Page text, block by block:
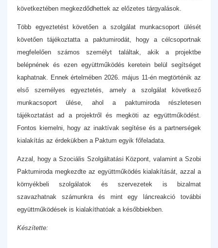
következtében megkezdődhettek az előzetes tárgyalások.
Több egyeztetést követően a szolgálat munkacsoport ülését
követően tájékoztatta a paktumirodát, hogy a célcsoportnak
megfelelően számos személyt találtak, akik a projektbe
belépnének és ezen együttműködés keretein belül segítséget
kaphatnak. Ennek értelmében 2026. május 11-én megtörténik az
első személyes egyeztetés, amely a szolgálat következő
munkacsoport ülése, ahol a paktumiroda részletesen
tájékoztatást ad a projektről és megköti az együttműködést.
Fontos kiemelni, hogy az inaktívak segítése és a partnerségek
kialakítás az érdekükben a Paktum egyik főfeladata.
Azzal, hogy a Szociális Szolgáltatási Központ, valamint a Szobi
Paktumiroda megkezdte az együttműködés kialakítását, azzal a
környékbeli szolgálatok és szervezetek is bizalmat
szavazhatnak számunkra és mint egy láncreakció további
együttműködések is kialakíthatóak a későbbiekben.
Készítette: